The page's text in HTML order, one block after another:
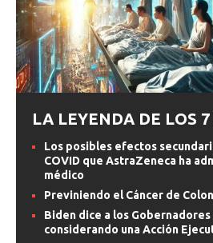
LA LEYENDA DE LOS
Los posibles efectos
COVID que AstraZeneca ha
médico
Previniendo el Cáncer de Colon
Biden dice a los
considerando una Acción